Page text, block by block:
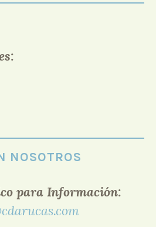
NOSOTROS
para Información: